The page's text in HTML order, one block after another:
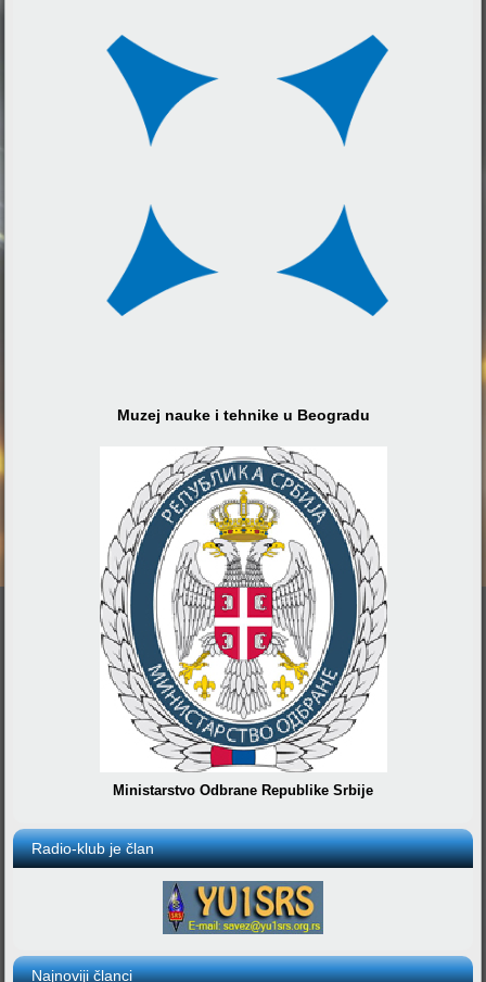
Muzej nauke i tehnike u Beogradu
Ministarstvo Odbrane Republike Srbije
Radio-klub je član
Najnoviji članci